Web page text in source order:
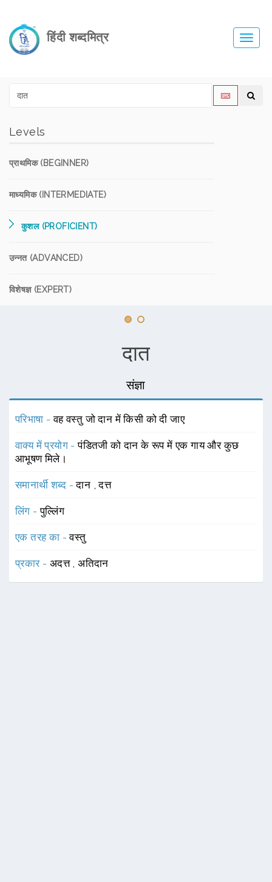
हिंदी शब्दमित्र
Levels
प्राथमिक (BEGINNER)
माध्यमिक (INTERMEDIATE)
कुशल (PROFICIENT)
उन्नत (ADVANCED)
विशेषज्ञ (EXPERT)
दात
संज्ञा
परिभाषा -वह वस्तु जो दान में किसी को दी जाए
वाक्य में प्रयोग -पंडितजी को दान के रूप में एक गाय और कुछ
आभूषण मिले।
समानार्थी शब्द -दान ,दत्त
लिंग -पुल्लिंग
एक तरह का -वस्तु
प्रकार - अदत्त ,अतिदान